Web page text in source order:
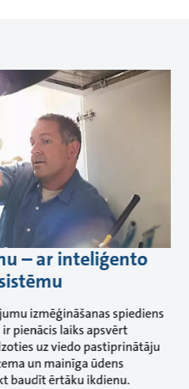
– ar inteliģento
izmēģināšanas spiediens
pienācis laiks apsvērt
uz viedo pastiprinātāju
un mainīga ūdens
baudīt ērtāku ikdienu.